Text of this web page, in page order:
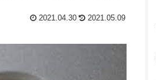
2021.04.30 2021.05.09